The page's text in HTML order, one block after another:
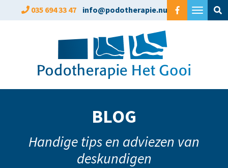
Overslaan
en
de
inhoud
gaan
035 694 33 47 info@podotherapie.nu
Toggle
BLOG
Handige tips en adviezen van
deskundigen